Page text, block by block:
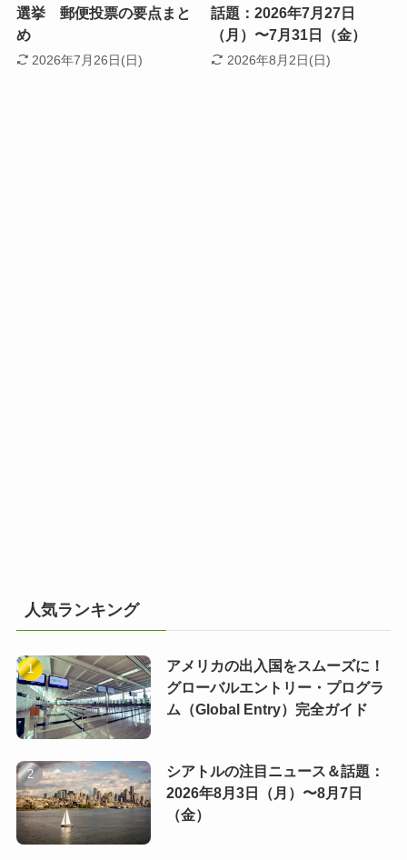
選挙 郵便投票の要点まと
め
2026年7月26日(日)
話題：2026年7月27日
（月）〜7月31日（金）
2026年8月2日(日)
人気ランキング
アメリカの出入国をスムーズに！
グローバルエントリー・プログラ
ム（Global Entry）完全ガイド
シアトルの注目ニュース＆話題：
2026年8月3日（月）〜8月7日
（金）